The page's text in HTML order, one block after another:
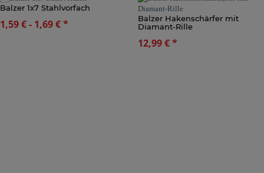
Balzer 1x7 Stahlvorfach
1,59 € - 1,69 €*
Balzer Hakenschärfer mit
Diamant-Rille
12,99 €*